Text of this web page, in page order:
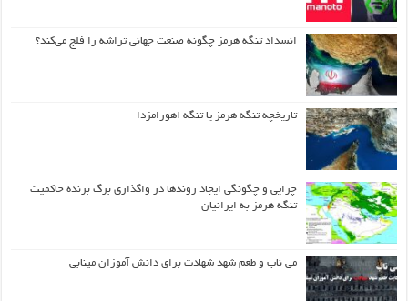
انسداد تنگه هرمز چگونه صنعت جهانی تراشه را فلج می‌کند؟
تاریخچه تنگه هرمز یا تنگه اهورامزدا
چرایی و چگونگی ایجاد روندها در واگذاری برگ برنده حاکمیت
تنگه هرمز به ایرانیان
می ناب و طعم شهد شهادت برای دانش آموزان مینابی